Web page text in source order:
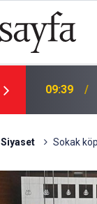
09:39
Siyaset Sokak